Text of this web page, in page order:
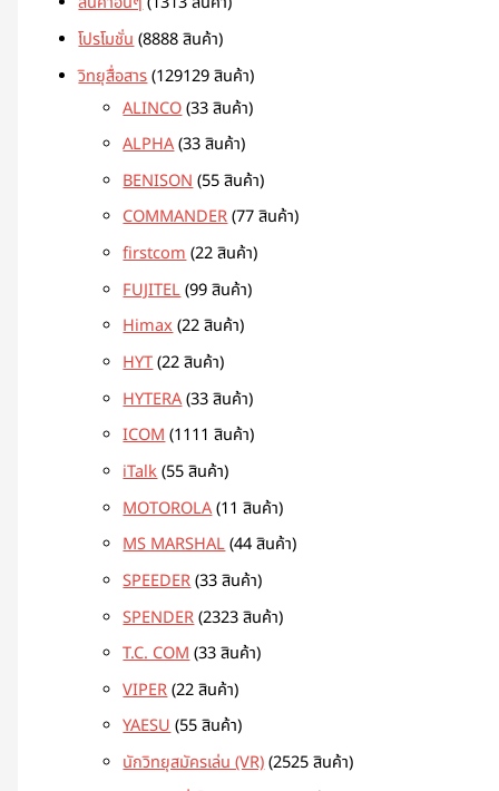
โปรโมชั่น 8888 สินค้า
วิทยุสื่อสาร 129129 สินค้า
ALINCO 33 สินค้า
ALPHA 33 สินค้า
BENISON 55 สินค้า
COMMANDER 77 สินค้า
firstcom 22 สินค้า
FUJITEL 99 สินค้า
Himax 22 สินค้า
HYT 22 สินค้า
HYTERA 33 สินค้า
ICOM 1111 สินค้า
iTalk 55 สินค้า
MOTOROLA 11 สินค้า
MS MARSHAL 44 สินค้า
SPEEDER 33 สินค้า
SPENDER 2323 สินค้า
T.C. COM 33 สินค้า
VIPER 22 สินค้า
YAESU 55 สินค้า
นักวิทยุสมัครเล่น (VR) 2525 สินค้า